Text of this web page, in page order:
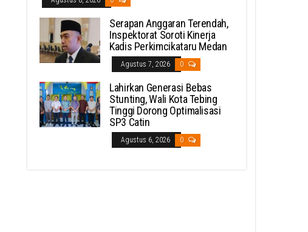
Serapan Anggaran Terendah,
Inspektorat Soroti Kinerja
Kadis Perkimcikataru Medan
Agustus 7, 2026 0
Lahirkan Generasi Bebas
Stunting, Wali Kota Tebing
Tinggi Dorong Optimalisasi
SP3 Catin
Agustus 6, 2026 0